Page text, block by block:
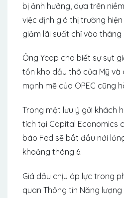
bị ảnh hưởng, dựa trên
việc định giá thị trường
giảm lãi suất chỉ vào tháng
Ông Yeap cho biết sự sụt
tồn kho dầu thô của Mỹ
mạnh mẽ của OPEC cũng
Trong một lưu ý gửi khách
tích tại Capital Economics
báo Fed sẽ bắt đầu nới
khoảng tháng 6.
Giá dầu chịu áp lực trong
quan Thông tin Năng